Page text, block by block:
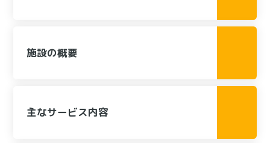
施設の概要
主なサービス内容